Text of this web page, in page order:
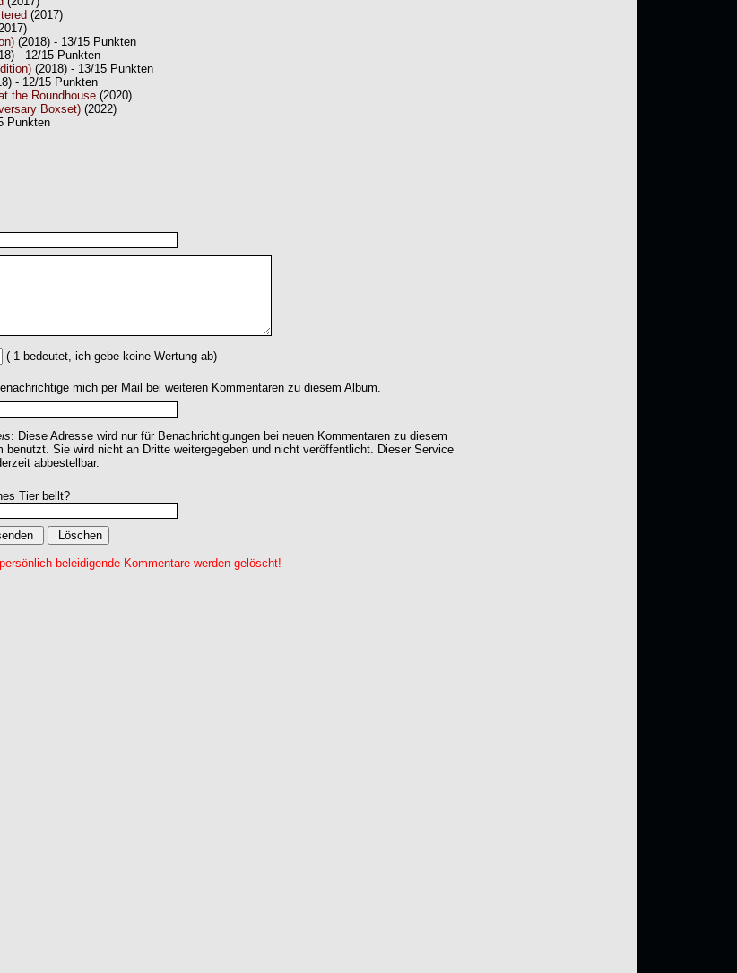
(2017)
(2018) - 13/15 Punkten
- 12/15 Punkten
(2018) - 13/15 Punkten
- 12/15 Punkten
the Roundhouse (2020)
Boxset) (2022)
Punkten
(-1 bedeutet, ich gebe keine Wertung ab)
mich per Mail bei weiteren Kommentaren zu diesem Album.
: Diese Adresse wird nur für Benachrichtigungen bei neuen Kommentaren zu diesem
benutzt. Sie wird nicht an Dritte weitergegeben und nicht veröffentlicht. Dieser Service
abbestellbar.
Tier bellt?
beleidigende Kommentare werden gelöscht!